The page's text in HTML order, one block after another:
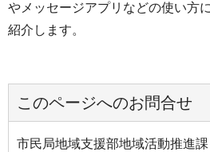
やメッセージアプリなどの使い方
紹介します。
このページへのお問合せ
市民局地域支援部地域活動推進課